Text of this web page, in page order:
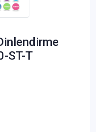
ST-T